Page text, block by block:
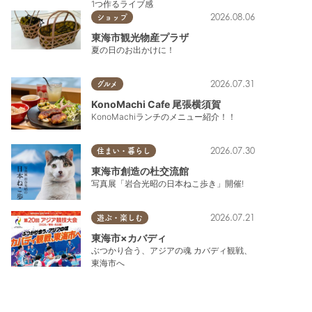
1つ作るライブ感
ショップ 2026.08.06
東海市観光物産プラザ
夏の日のお出かけに！
グルメ 2026.07.31
KonoMachi Cafe 尾張横須賀
KonoMachiランチのメニュー紹介！！
住まい・暮らし 2026.07.30
東海市創造の杜交流館
写真展「岩合光昭の日本ねこ歩き」開催!
遊ぶ・楽しむ 2026.07.21
東海市×カバディ
ぶつかり合う、アジアの魂 カバディ観戦、
東海市へ